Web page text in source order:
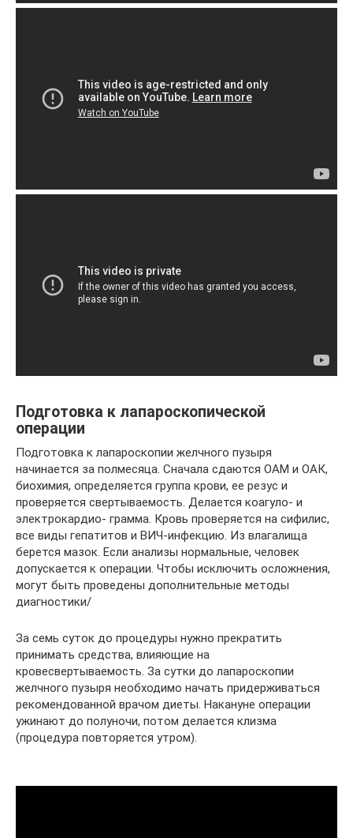
Подготовка к лапароскопической
операции
Подготовка к лапароскопии желчного пузыря
начинается за полмесяца. Сначала сдаются ОАМ и ОАК,
биохимия, определяется группа крови, ее резус и
проверяется свертываемость. Делается коагуло- и
электрокардио- грамма. Кровь проверяется на сифилис,
все виды гепатитов и ВИЧ-инфекцию. Из влагалища
берется мазок. Если анализы нормальные, человек
допускается к операции. Чтобы исключить осложнения,
могут быть проведены дополнительные методы
диагностики/
За семь суток до процедуры нужно прекратить
принимать средства, влияющие на
кровесвертываемость. За сутки до лапароскопии
желчного пузыря необходимо начать придерживаться
рекомендованной врачом диеты. Накануне операции
ужинают до полуночи, потом делается клизма
(процедура повторяется утром).